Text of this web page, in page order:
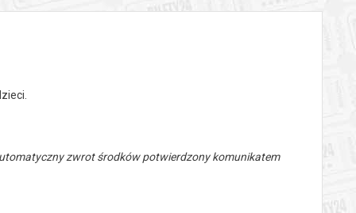
zwrot środków potwierdzony komunikatem